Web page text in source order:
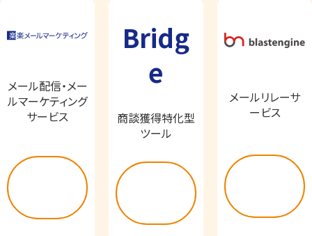
メール配信・メー
ルマーケティング
サービス
Bridg
e
商談獲得特化型
ツール
メールリレーサ
ービス